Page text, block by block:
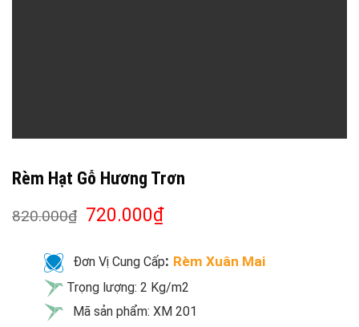
Rèm Hạt Gỗ Hương Trơn
820.000₫ 720.000₫
Đơn Vị Cung Cấp: Rèm Xuân Mai
Trọng lượng: 2 Kg/m2
Mã sản phẩm: XM 201